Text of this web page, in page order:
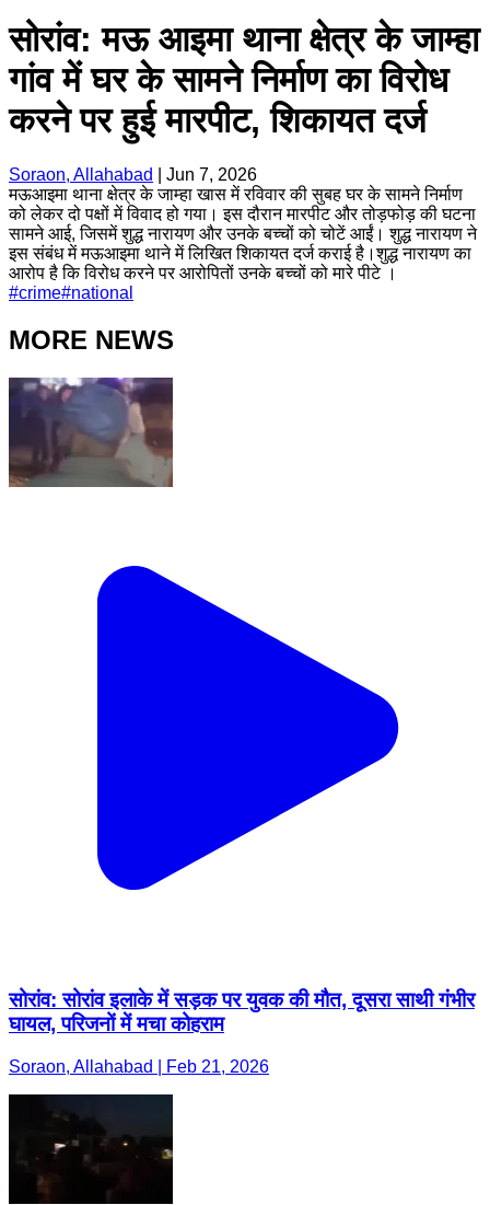
सोरांव: मऊ आइमा थाना क्षेत्र के जाम्हा
गांव में घर के सामने निर्माण का विरोध
करने पर हुई मारपीट, शिकायत दर्ज
Soraon, Allahabad
Jun 7, 2026
मऊआइमा थाना क्षेत्र के जाम्हा खास में रविवार की सुबह घर के सामने निर्माण
को लेकर दो पक्षों में विवाद हो गया। इस दौरान मारपीट और तोड़फोड़ की घटना
सामने आई, जिसमें शुद्ध नारायण और उनके बच्चों को चोटें आईं। शुद्ध नारायण ने
इस संबंध में मऊआइमा थाने में लिखित शिकायत दर्ज कराई है।शुद्ध नारायण का
आरोप है कि विरोध करने पर आरोपितों उनके बच्चों को मारे पीटे ।
#crime#national
MORE NEWS
सोरांव: सोरांव इलाके में सड़क पर युवक की मौत, दूसरा साथी गंभीर
घायल, परिजनों में मचा कोहराम
Soraon, Allahabad | Feb 21, 2026